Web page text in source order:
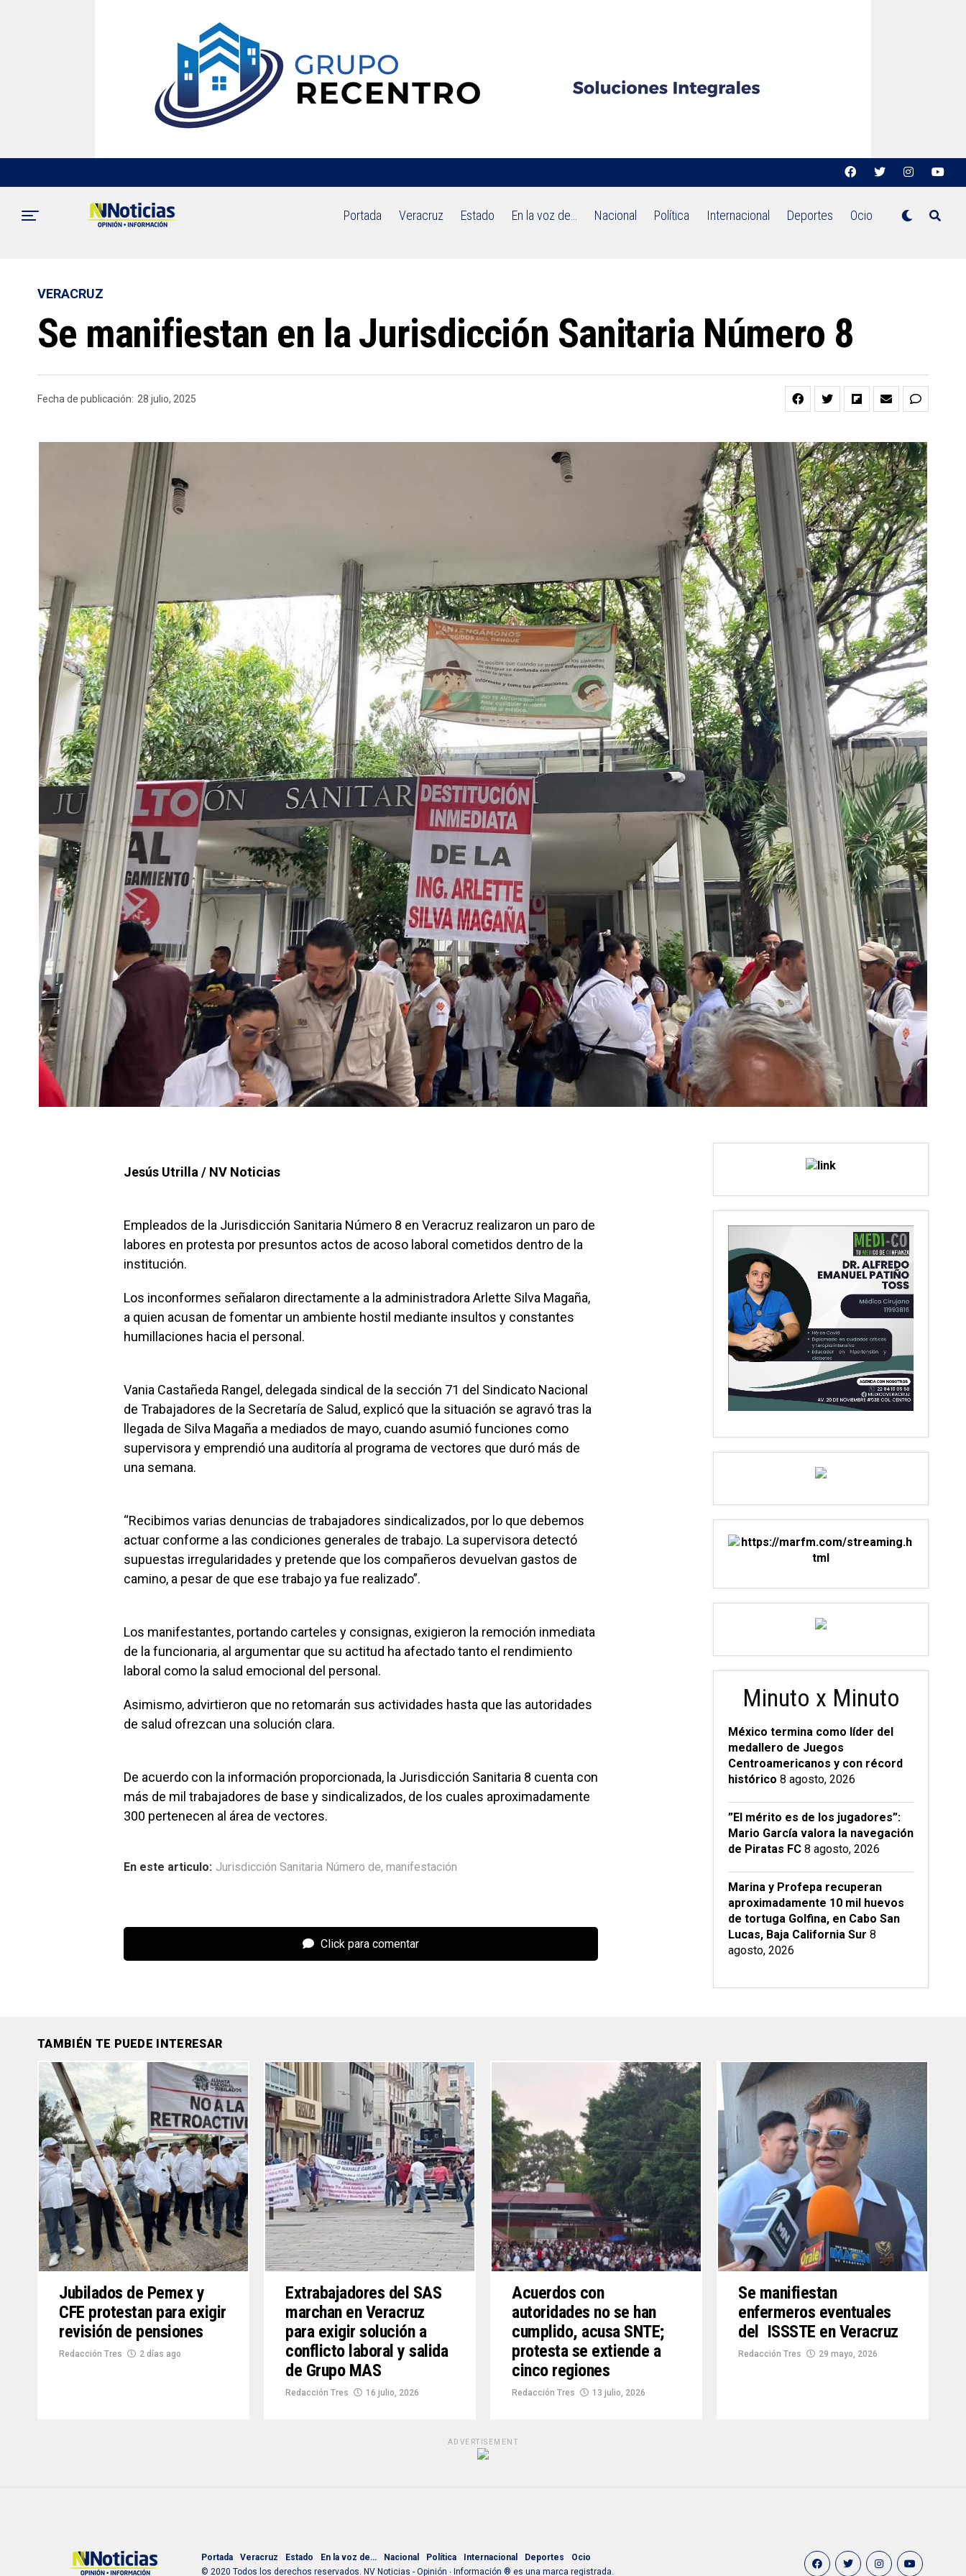
Portada Veracruz Estado En la voz de… Nacional Política Internacional Deportes Ocio
VERACRUZ
Se manifiestan en la Jurisdicción Sanitaria Número 8
Fecha de publicación: 28 julio, 2025
Jesús Utrilla / NV Noticias
Empleados de la Jurisdicción Sanitaria Número 8 en Veracruz realizaron un paro de
labores en protesta por presuntos actos de acoso laboral cometidos dentro de la
institución.
Los inconformes señalaron directamente a la administradora Arlette Silva Magaña,
a quien acusan de fomentar un ambiente hostil mediante insultos y constantes
humillaciones hacia el personal.
Vania Castañeda Rangel, delegada sindical de la sección 71 del Sindicato Nacional
de Trabajadores de la Secretaría de Salud, explicó que la situación se agravó tras la
llegada de Silva Magaña a mediados de mayo, cuando asumió funciones como
supervisora y emprendió una auditoría al programa de vectores que duró más de
una semana.
“Recibimos varias denuncias de trabajadores sindicalizados, por lo que debemos
actuar conforme a las condiciones generales de trabajo. La supervisora detectó
supuestas irregularidades y pretende que los compañeros devuelvan gastos de
camino, a pesar de que ese trabajo ya fue realizado”.
Los manifestantes, portando carteles y consignas, exigieron la remoción inmediata
de la funcionaria, al argumentar que su actitud ha afectado tanto el rendimiento
laboral como la salud emocional del personal.
Asimismo, advirtieron que no retomarán sus actividades hasta que las autoridades
de salud ofrezcan una solución clara.
De acuerdo con la información proporcionada, la Jurisdicción Sanitaria 8 cuenta con
más de mil trabajadores de base y sindicalizados, de los cuales aproximadamente
300 pertenecen al área de vectores.
En este articulo: Jurisdicción Sanitaria Número de, manifestación
Click para comentar
Minuto x Minuto
México termina como líder del
medallero de Juegos
Centroamericanos y con récord
histórico 8 agosto, 2026
”El mérito es de los jugadores”:
Mario García valora la navegación
de Piratas FC 8 agosto, 2026
Marina y Profepa recuperan
aproximadamente 10 mil huevos
de tortuga Golfina, en Cabo San
Lucas, Baja California Sur 8
agosto, 2026
TAMBIÉN TE PUEDE INTERESAR
Jubilados de Pemex y
CFE protestan para exigir
revisión de pensiones
Redacción Tres 2 días ago
Extrabajadores del SAS
marchan en Veracruz
para exigir solución a
conflicto laboral y salida
de Grupo MAS
Redacción Tres 16 julio, 2026
Acuerdos con
autoridades no se han
cumplido, acusa SNTE;
protesta se extiende a
cinco regiones
Redacción Tres 13 julio, 2026
Se manifiestan
enfermeros eventuales
del ISSSTE en Veracruz
Redacción Tres 29 mayo, 2026
ADVERTISEMENT
Portada Veracruz Estado En la voz de… Nacional Política Internacional Deportes
Ocio
© 2020 Todos los derechos reservados. NV Noticias - Opinión ∙ Información ® es una marca registrada.